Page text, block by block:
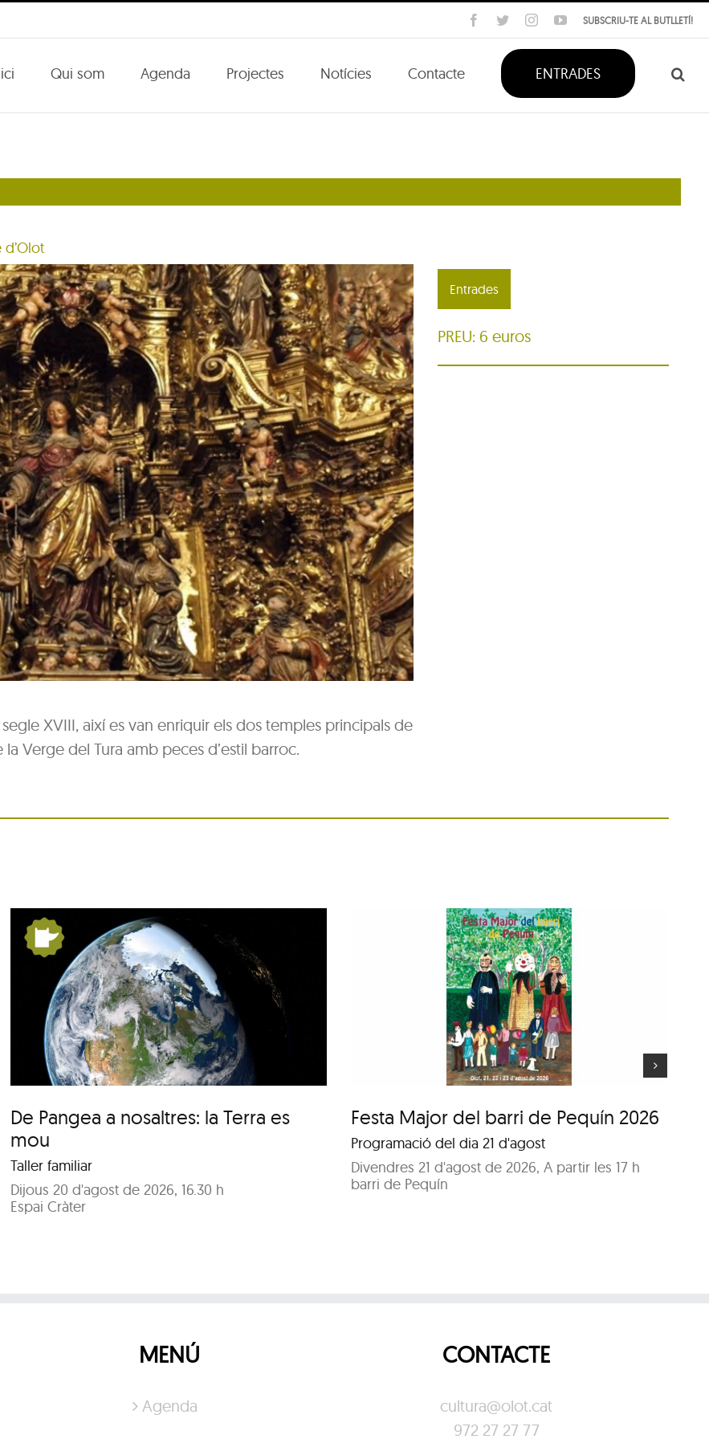
SUBSCRIU-TE AL BUTLLETÍ!
Facebook
TwitterInstagramYouTube
Qui som Agenda Projectes Notícies Contacte ENTRADES
XVIII, així es van enriquir els dos temples principals de
Verge del Tura amb peces d’estil barroc.
Entrades
PREU: 6 euros
De Pangea a nosaltres: la Terra es
mou
Taller familiar
Dijous 20 d'agost de 2026, 16.30 h
Espai Cràter
Festa Major del barri de
Pequín 2026
Festa Major del barri de Pequín 2026
Programació del dia 21 d'agost
Divendres 21 d'agost de 2026, A partir les 17 h
barri de Pequín
Festa Major del barri de
Pequín 2026
MENÚ
Agenda
CONTACTE
cultura@olot.cat
972 27 27 77